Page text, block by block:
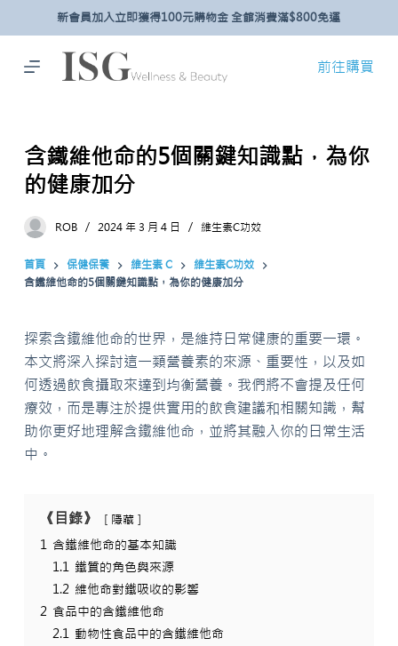
主
新會員加入立即獲得100元購物金 全館消費滿$800免運
前往購買
含鐵維他命的5個關鍵知識點，為你
的健康加分
ROB 2024 年 3 月 4 日 維生素C功效
首頁 保健保養 維生素 C
維生素C功效
含鐵維他命的5個關鍵知識點，為你的健康加分
探索含鐵維他命的世界，是維持日常健康的重要一環。
本文將深入探討這一類營養素的來源、重要性，以及如
何透過飲食攝取來達到均衡營養。我們將不會提及任何
療效，而是專注於提供實用的飲食建議和相關知識，幫
助你更好地理解含鐵維他命，並將其融入你的日常生活
中。
《目錄》 隱藏
1 含鐵維他命的基本知識
1.1 鐵質的角色與來源
1.2 維他命對鐵吸收的影響
2 食品中的含鐵維他命
2.1 動物性食品中的含鐵維他命